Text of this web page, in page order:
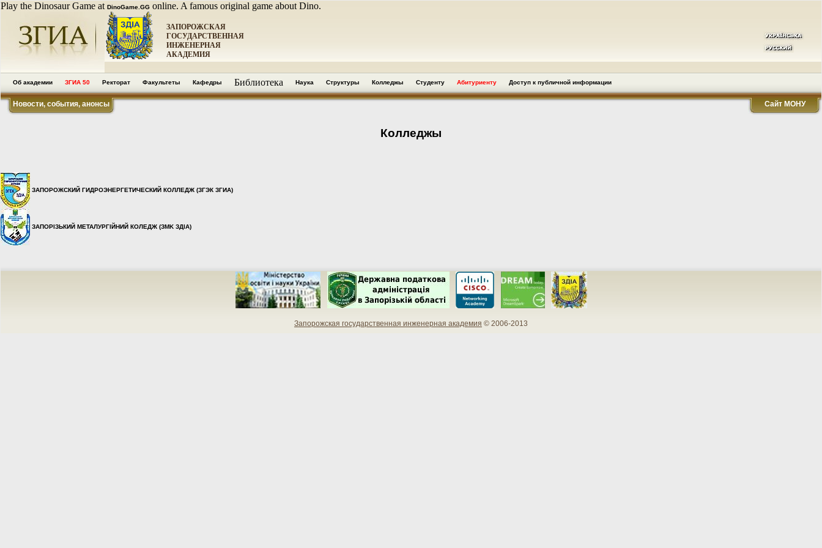
Play the Dinosaur Game at DinoGame.GG online. A famous original game about Dino.
ЗАПОРОЖСКАЯ
ГОСУДАРСТВЕННАЯ
ИНЖЕНЕРНАЯ
АКАДЕМИЯ
Об академии ЗГИА 50 Ректорат Факультеты Кафедры Библиотека Наука Структуры Колледжы Студенту Абитуриенту Доступ к публичной информации
Новости, события, анонсы Сайт МОНУ
Колледжы
ЗАПОРОЖСКИЙ ГИДРОЭНЕРГЕТИЧЕСКИЙ КОЛЛЕДЖ (ЗГЭК ЗГИА)
ЗАПОРІЗЬКИЙ МЕТАЛУРГІЙНИЙ КОЛЕДЖ (ЗMK ЗДІА)
Запорожская государственная инженерная академия © 2006-2013